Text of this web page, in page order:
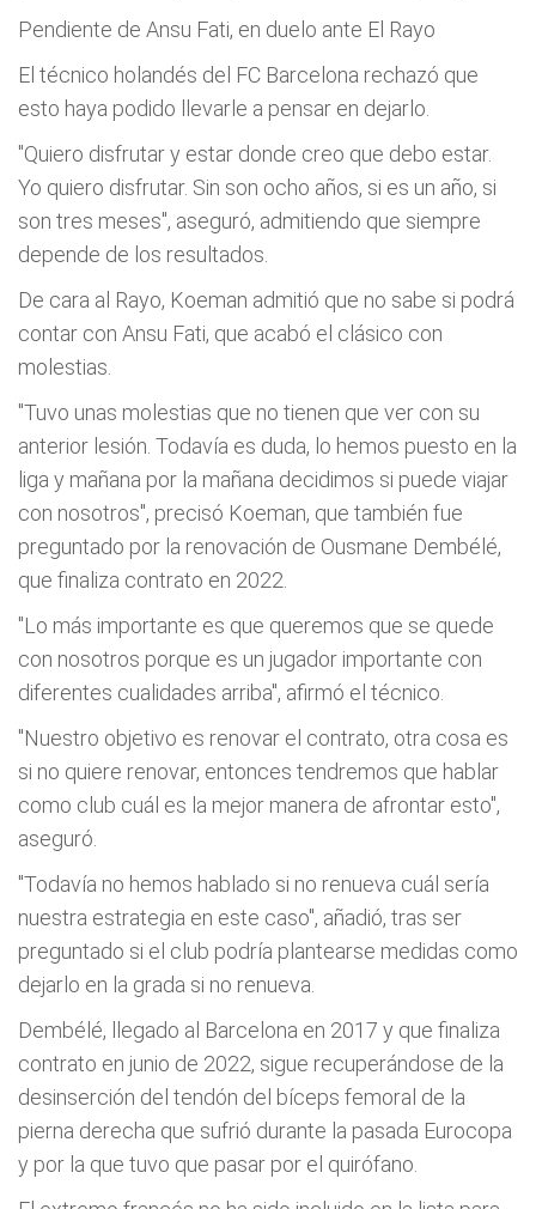
Pendiente de Ansu Fati, en duelo ante El Rayo
El técnico holandés del FC Barcelona rechazó que
esto haya podido llevarle a pensar en dejarlo.
"Quiero disfrutar y estar donde creo que debo estar.
Yo quiero disfrutar. Sin son ocho años, si es un año, si
son tres meses", aseguró, admitiendo que siempre
depende de los resultados.
De cara al Rayo, Koeman admitió que no sabe si podrá
contar con Ansu Fati, que acabó el clásico con
molestias.
"Tuvo unas molestias que no tienen que ver con su
anterior lesión. Todavía es duda, lo hemos puesto en la
liga y mañana por la mañana decidimos si puede viajar
con nosotros", precisó Koeman, que también fue
preguntado por la renovación de Ousmane Dembélé,
que finaliza contrato en 2022.
"Lo más importante es que queremos que se quede
con nosotros porque es un jugador importante con
diferentes cualidades arriba", afirmó el técnico.
"Nuestro objetivo es renovar el contrato, otra cosa es
si no quiere renovar, entonces tendremos que hablar
como club cuál es la mejor manera de afrontar esto",
aseguró.
"Todavía no hemos hablado si no renueva cuál sería
nuestra estrategia en este caso", añadió, tras ser
preguntado si el club podría plantearse medidas como
dejarlo en la grada si no renueva.
Dembélé, llegado al Barcelona en 2017 y que finaliza
contrato en junio de 2022, sigue recuperándose de la
desinserción del tendón del bíceps femoral de la
pierna derecha que sufrió durante la pasada Eurocopa
y por la que tuvo que pasar por el quirófano.